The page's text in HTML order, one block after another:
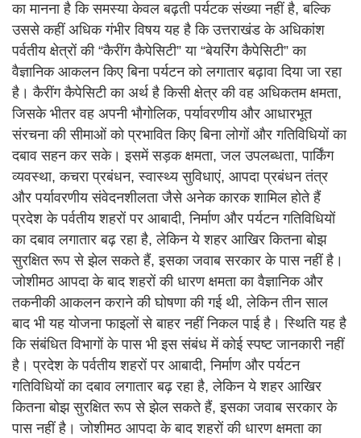
का मानना है कि समस्या केवल बढ़ती पर्यटक संख्या नहीं है, बल्कि
उससे कहीं अधिक गंभीर विषय यह है कि उत्तराखंड के अधिकांश
पर्वतीय क्षेत्रों की “कैरींग कैपेसिटी” या “बेयरिंग कैपेसिटी” का
वैज्ञानिक आकलन किए बिना पर्यटन को लगातार बढ़ावा दिया जा रहा
है। कैरींग कैपेसिटी का अर्थ है किसी क्षेत्र की वह अधिकतम क्षमता,
जिसके भीतर वह अपनी भौगोलिक, पर्यावरणीय और आधारभूत
संरचना की सीमाओं को प्रभावित किए बिना लोगों और गतिविधियों का
दबाव सहन कर सके। इसमें सड़क क्षमता, जल उपलब्धता, पार्किंग
व्यवस्था, कचरा प्रबंधन, स्वास्थ्य सुविधाएं, आपदा प्रबंधन तंत्र
और पर्यावरणीय संवेदनशीलता जैसे अनेक कारक शामिल होते हैं
प्रदेश के पर्वतीय शहरों पर आबादी, निर्माण और पर्यटन गतिविधियों
का दबाव लगातार बढ़ रहा है, लेकिन ये शहर आखिर कितना बोझ
सुरक्षित रूप से झेल सकते हैं, इसका जवाब सरकार के पास नहीं है।
जोशीमठ आपदा के बाद शहरों की धारण क्षमता का वैज्ञानिक और
तकनीकी आकलन कराने की घोषणा की गई थी, लेकिन तीन साल
बाद भी यह योजना फाइलों से बाहर नहीं निकल पाई है। स्थिति यह है
कि संबंधित विभागों के पास भी इस संबंध में कोई स्पष्ट जानकारी नहीं
है। प्रदेश के पर्वतीय शहरों पर आबादी, निर्माण और पर्यटन
गतिविधियों का दबाव लगातार बढ़ रहा है, लेकिन ये शहर आखिर
कितना बोझ सुरक्षित रूप से झेल सकते हैं, इसका जवाब सरकार के
पास नहीं है। जोशीमठ आपदा के बाद शहरों की धारण क्षमता का